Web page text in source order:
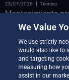
23/07/2026 Técnico
Mantenimiento
en el puente de
Mantenimiento
Técnico
Presentamos el
We Value
We use strictly
would also like to
and targeting
measuring how
assist in our